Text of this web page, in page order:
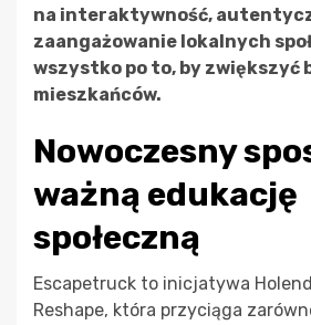
na interaktywność,
zaangażowanie lokalnych
wszystko po to, by zwiększyć
mieszkańców.
Nowoczesny
ważną edukację
społeczną
Escapetruck to inicjatywa
Reshape, która przyciąga